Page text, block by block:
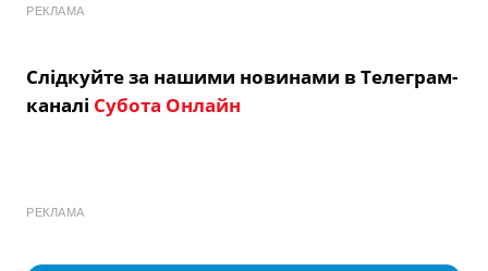
РЕКЛАМА
Слідкуйте за нашими новинами в Телеграм-
каналі Субота Онлайн
РЕКЛАМА